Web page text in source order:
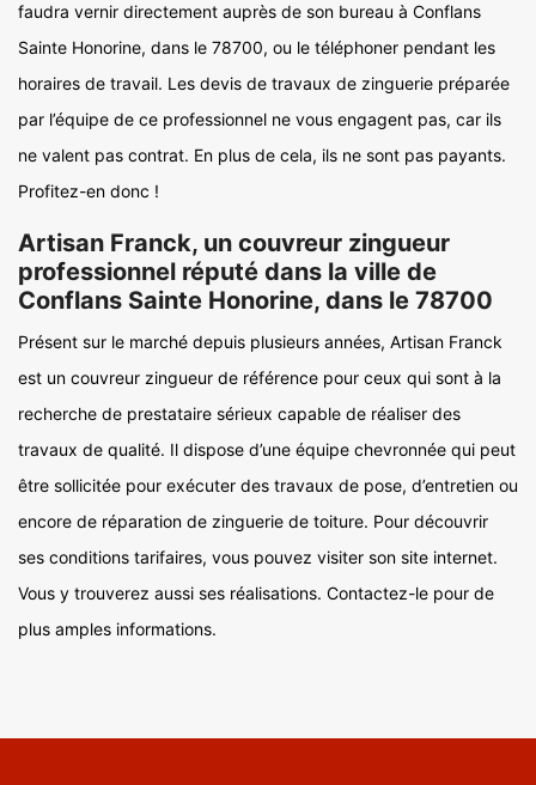
faudra vernir directement auprès de son bureau à Conflans
Sainte Honorine, dans le 78700, ou le téléphoner pendant les
horaires de travail. Les devis de travaux de zinguerie préparée
par l’équipe de ce professionnel ne vous engagent pas, car ils
ne valent pas contrat. En plus de cela, ils ne sont pas payants.
Profitez-en donc !
Artisan Franck, un couvreur zingueur
professionnel réputé dans la ville de
Conflans Sainte Honorine, dans le 78700
Présent sur le marché depuis plusieurs années, Artisan Franck
est un couvreur zingueur de référence pour ceux qui sont à la
recherche de prestataire sérieux capable de réaliser des
travaux de qualité. Il dispose d’une équipe chevronnée qui peut
être sollicitée pour exécuter des travaux de pose, d’entretien ou
encore de réparation de zinguerie de toiture. Pour découvrir
ses conditions tarifaires, vous pouvez visiter son site internet.
Vous y trouverez aussi ses réalisations. Contactez-le pour de
plus amples informations.